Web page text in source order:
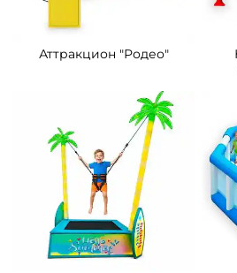
Аттракцион "Родео"